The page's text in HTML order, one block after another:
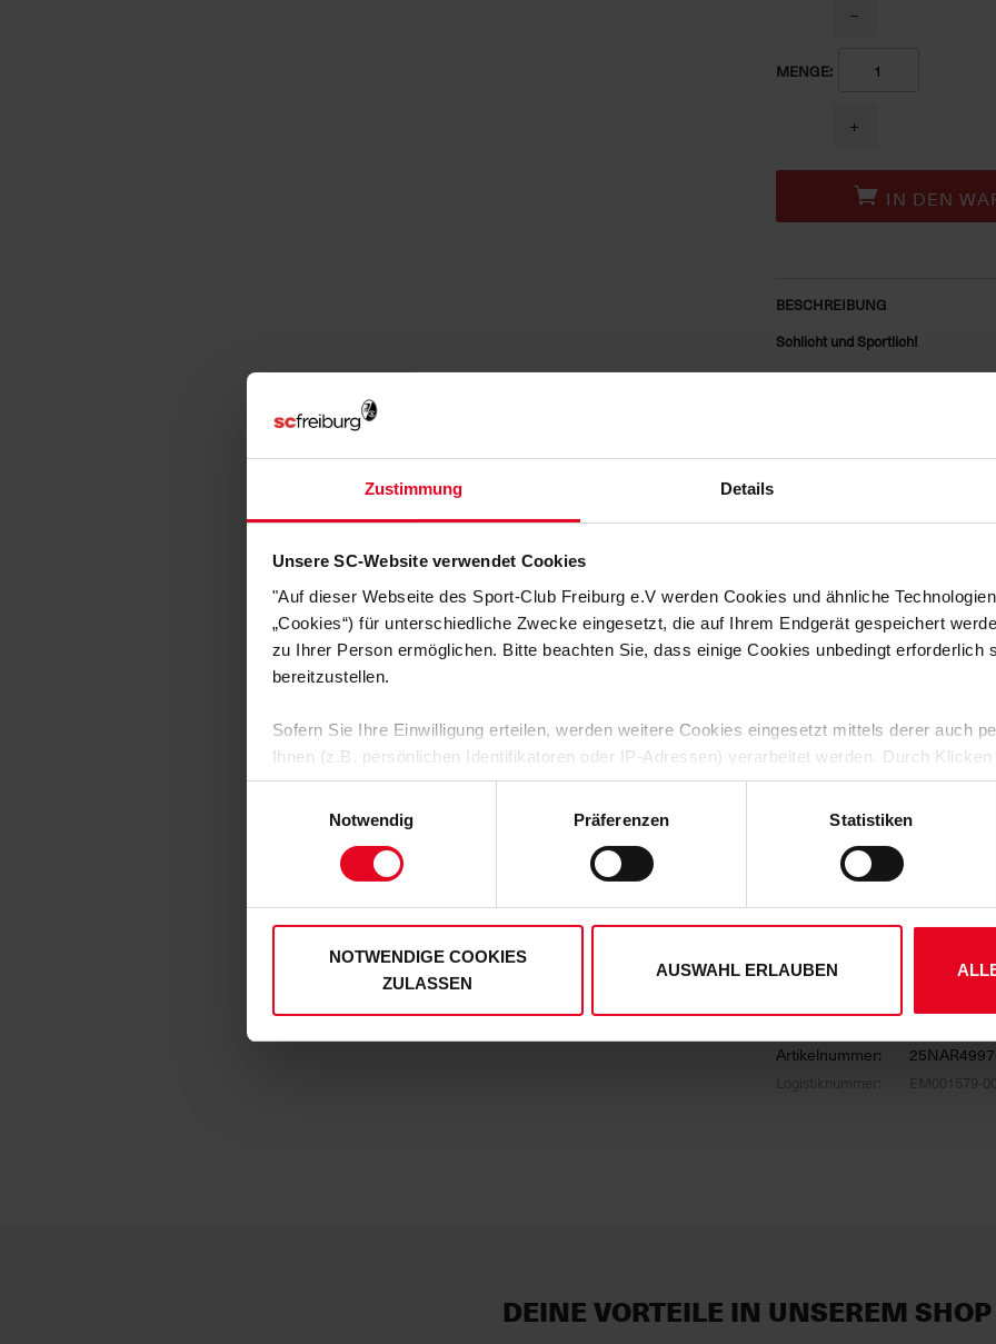
Zustimmung Details
Unsere SC-Website verwendet Cookies
"Auf dieser Webseite des Sport-Club Freiburg e.V werden Cookies und ähnliche
„Cookies“) für unterschiedliche Zwecke eingesetzt, die auf Ihrem Endgerät gespeichert
zu Ihrer Person ermöglichen. Bitte beachten Sie, dass einige Cookies unbedingt erforderlich
bereitzustellen.
Sofern Sie Ihre Einwilligung erteilen, werden weitere Cookies eingesetzt mittels derer auch
Ihnen (z.B. persönlichen Identifikatoren oder IP-Adressen) verarbeitet werden. Durch Klicken
zulassen“-Button stimmen Sie der Speicherung aller aufgeführten Cookies und der
personenbezogenen Daten für die unten jeweils angegebene Zwecke gem. § 25 Abs. 1
Soweit Sie „Notwendige Cookies“ auswählen, werden nur unbedingt erforderliche Cookies
Notwendig
Präferenzen Statistiken
NOTWENDIGE COOKIES
ZULASSEN
AUSWAHL ERLAUBEN
MENGE:
−
+
IN DEN
BESCHREIBUNG
Schlicht und Sportlich!
Vereinsdetails. Gefertigt aus 100
Der linke Brustbereich ist mit
während auf der rechten Seite
Ein Shirt für alle, die Stil und
Farbe: Weiß
„SC Freiburg“-Schriftzug auf
Rundhalsausschnitt
Regular Fit für optimalen
Artikelnummer:
Logistiknummer: EM001579-
DEINE VORTEILE IN UNSEREM SHOP